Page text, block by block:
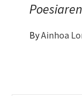
ByAinhoa